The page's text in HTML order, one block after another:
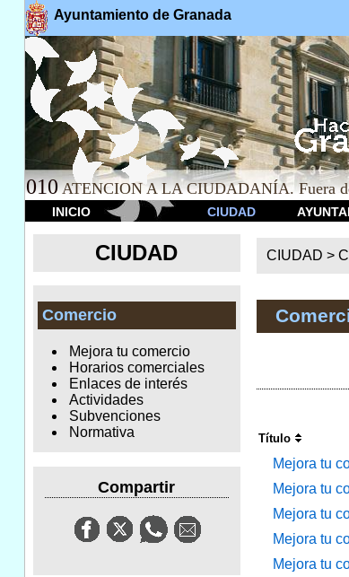
Ayuntamiento de Granada
010 ATENCION A LA CIUDADANÍA. Fuera
INICIO CIUDAD
CIUDAD
Comercio
Mejora tu comercio
Horarios comerciales
Enlaces de interés
Actividades
Subvenciones
Normativa
Compartir
CIUDAD >
Título
Mejora tu
Mejora tu
Mejora tu
Mejora tu
Mejora tu